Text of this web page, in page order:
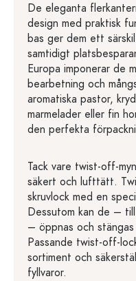
De eleganta
design med praktisk
bas ger dem ett
samtidigt
Europa imponerar de
bearbetning och
aromatiska pastor,
marmelader eller fin
den perfekta
Tack vare twist-off-
säkert och lufttätt.
skruvlock med en
Dessutom kan de –
– öppnas och
Passande twist-off-
sortiment och
fyllvaror.